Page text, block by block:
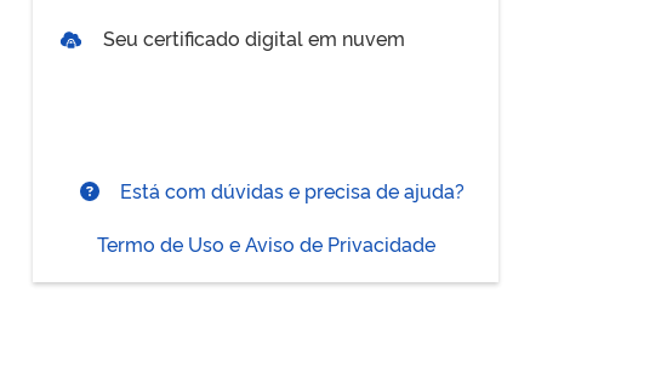
Seu certificado digital em nuvem
Está com dúvidas e precisa de ajuda?
Termo de Uso e Aviso de Privacidade